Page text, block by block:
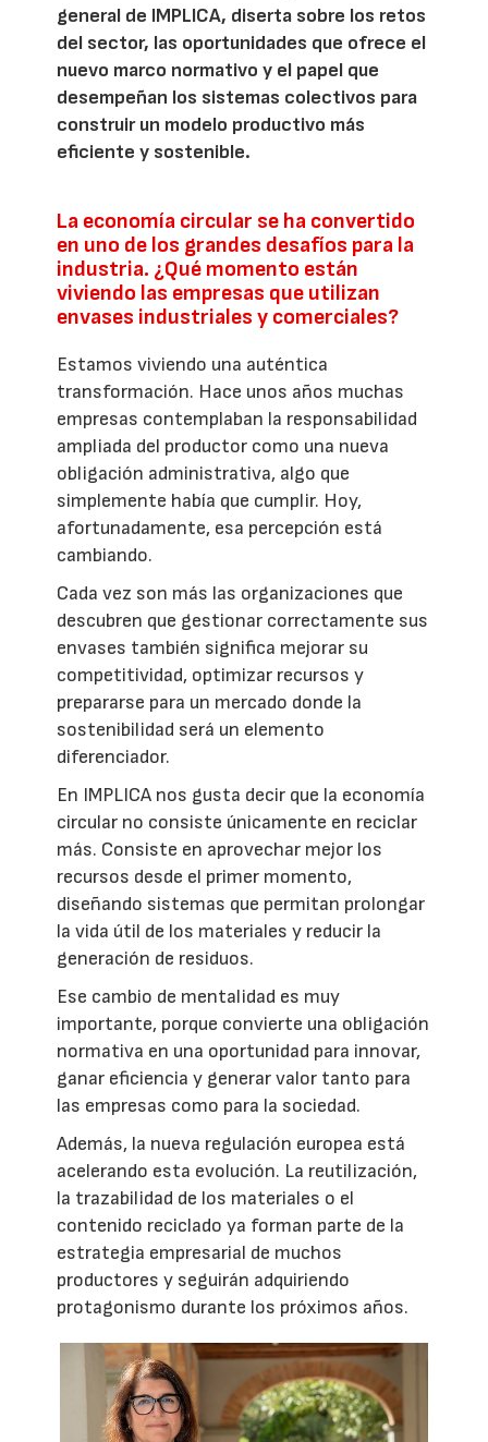
general de IMPLICA, diserta sobre los retos
del sector, las oportunidades que ofrece el
nuevo marco normativo y el papel que
desempeñan los sistemas colectivos para
construir un modelo productivo más
eficiente y sostenible.
La economía circular se ha convertido
en uno de los grandes desafíos para la
industria. ¿Qué momento están
viviendo las empresas que utilizan
envases industriales y comerciales?
Estamos viviendo una auténtica
transformación. Hace unos años muchas
empresas contemplaban la responsabilidad
ampliada del productor como una nueva
obligación administrativa, algo que
simplemente había que cumplir. Hoy,
afortunadamente, esa percepción está
cambiando.
Cada vez son más las organizaciones que
descubren que gestionar correctamente sus
envases también significa mejorar su
competitividad, optimizar recursos y
prepararse para un mercado donde la
sostenibilidad será un elemento
diferenciador.
En IMPLICA nos gusta decir que la economía
circular no consiste únicamente en reciclar
más. Consiste en aprovechar mejor los
recursos desde el primer momento,
diseñando sistemas que permitan prolongar
la vida útil de los materiales y reducir la
generación de residuos.
Ese cambio de mentalidad es muy
importante, porque convierte una obligación
normativa en una oportunidad para innovar,
ganar eficiencia y generar valor tanto para
las empresas como para la sociedad.
Además, la nueva regulación europea está
acelerando esta evolución. La reutilización,
la trazabilidad de los materiales o el
contenido reciclado ya forman parte de la
estrategia empresarial de muchos
productores y seguirán adquiriendo
protagonismo durante los próximos años.